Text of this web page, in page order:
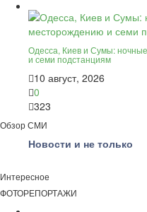
Одесса, Киев и Сумы:
и семи подстанциям
10 август, 2026
0
323
Обзор СМИ
Новости и не только
Интересное
ФОТОРЕПОРТАЖИ